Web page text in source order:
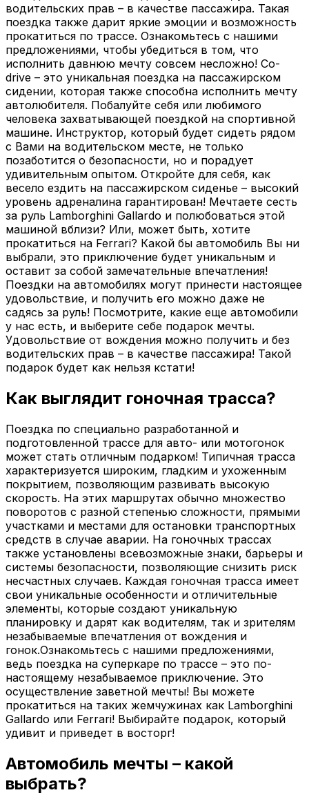
водительских прав – в качестве пассажира. Такая
поездка также дарит яркие эмоции и возможность
прокатиться по трассе. Ознакомьтесь с нашими
предложениями, чтобы убедиться в том, что
исполнить давнюю мечту совсем несложно! Co-
drive – это уникальная поездка на пассажирском
сидении, которая также способна исполнить мечту
автолюбителя. Побалуйте себя или любимого
человека захватывающей поездкой на спортивной
машине. Инструктор, который будет сидеть рядом
с Вами на водительском месте, не только
позаботится о безопасности, но и порадует
удивительным опытом. Откройте для себя, как
весело ездить на пассажирском сиденье – высокий
уровень адреналина гарантирован! Мечтаете сесть
за руль Lamborghini Gallardo и полюбоваться этой
машиной вблизи? Или, может быть, хотите
прокатиться на Ferrari? Какой бы автомобиль Вы ни
выбрали, это приключение будет уникальным и
оставит за собой замечательные впечатления!
Поездки на автомобилях могут принести настоящее
удовольствие, и получить его можно даже не
садясь за руль! Посмотрите, какие еще автомобили
у нас есть, и выберите себе подарок мечты.
Удовольствие от вождения можно получить и без
водительских прав – в качестве пассажира! Такой
подарок будет как нельзя кстати!
Как выглядит гоночная трасса?
Поездка по специально разработанной и
подготовленной трассе для авто- или мотогонок
может стать отличным подарком! Типичная трасса
характеризуется широким, гладким и ухоженным
покрытием, позволяющим развивать высокую
скорость. На этих маршрутах обычно множество
поворотов с разной степенью сложности, прямыми
участками и местами для остановки транспортных
средств в случае аварии. На гоночных трассах
также установлены всевозможные знаки, барьеры и
системы безопасности, позволяющие снизить риск
несчастных случаев. Каждая гоночная трасса имеет
свои уникальные особенности и отличительные
элементы, которые создают уникальную
планировку и дарят как водителям, так и зрителям
незабываемые впечатления от вождения и
гонок.Ознакомьтесь с нашими предложениями,
ведь поездка на суперкаре по трассе – это по-
настоящему незабываемое приключение. Это
осуществление заветной мечты! Вы можете
прокатиться на таких жемчужинах как Lamborghini
Gallardo или Ferrari! Выбирайте подарок, который
удивит и приведет в восторг!
Автомобиль мечты – какой
выбрать?